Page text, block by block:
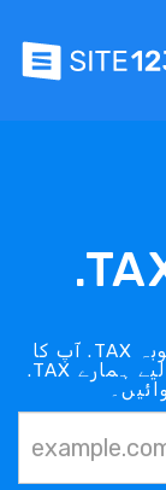
آپ کا .TAX ڈومین آپ کی پہنچ میں ہے - اپنے مطلوبہ
.TAX ڈومین کے لیے ہمارے .TAX سرچ ٹول کا استعمال